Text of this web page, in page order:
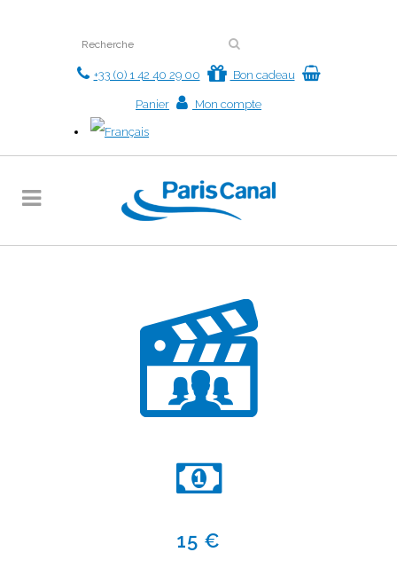
+33 (0) 1 42 40 29 00 Bon cadeau
Panier Mon compte
15 €